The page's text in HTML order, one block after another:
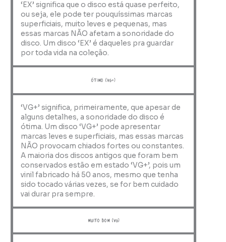
‘EX’ significa que o disco está quase perfeito,
ou seja, ele pode ter pouquíssimas marcas
superficiais, muito leves e pequenas, mas
essas marcas NÃO afetam a sonoridade do
disco. Um disco ‘EX’ é daqueles pra guardar
por toda vida na coleção.
ótimo (VG+)
‘VG+’ significa, primeiramente, que apesar de
alguns detalhes, a sonoridade do disco é
ótima. Um disco ‘VG+’ pode apresentar
marcas leves e superficiais, mas essas marcas
NÃO provocam chiados fortes ou constantes.
A maioria dos discos antigos que foram bem
conservados estão em estado ‘VG+’, pois um
vinil fabricado há 50 anos, mesmo que tenha
sido tocado várias vezes, se for bem cuidado
vai durar pra sempre.
muito bom (VG)